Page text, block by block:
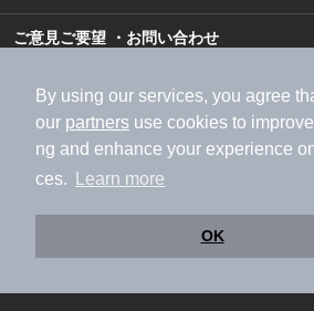
By using our services, you agree
our partners use cookies to
ng and enhance your experience
ces.
Learn more
OK
ご意見ご要望 ・お問い合わせ
スマートフォン
加盟店募集（資料請求）
広告
利用規約
個人情報保護